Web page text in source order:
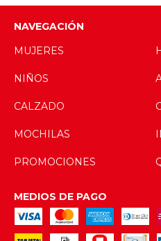
NAVEGACIÓN
MUJERES
NIÑOS
CALZADO
MOCHILAS
PROMOCIONES
MEDIOS DE PAGO